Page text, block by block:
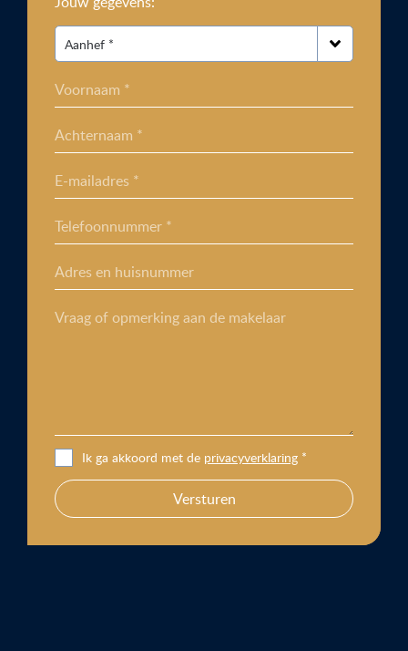
Voornaam *
Achternaam *
E-mailadres *
Telefoonnummer *
Adres en huisnummer
Vraag of opmerking aan de makelaar
Ik ga akkoord met de privacyverklaring *
Versturen